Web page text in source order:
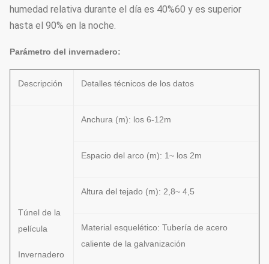
humedad relativa durante el día es 40%60 y es superior
hasta el 90% en la noche.
Parámetro del invernadero:
Descripción Detalles técnicos de los datos
Túnel de la
película
Invernadero
Anchura (m): los 6-12m
Espacio del arco (m): 1~ los 2m
Altura del tejado (m): 2,8~ 4,5
Material esquelético: Tubería de acero
caliente de la galvanización